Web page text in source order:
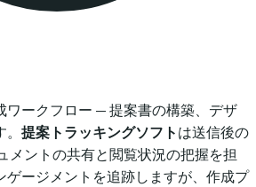
ワークフロー — 提案書の構築、デザ
提案トラッキングソフト は送信後の
メントの共有と閲覧状況の把握を担
ゲージメントを追跡しますが、作成プ